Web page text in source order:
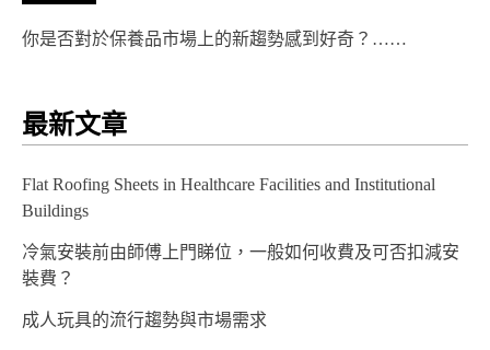
你是否對於保養品市場上的新趨勢感到好奇？……
最新文章
Flat Roofing Sheets in Healthcare Facilities and Institutional
Buildings
冷氣安裝前由師傅上門睇位，一般如何收費及可否扣減安
裝費？
成人玩具的流行趨勢與市場需求